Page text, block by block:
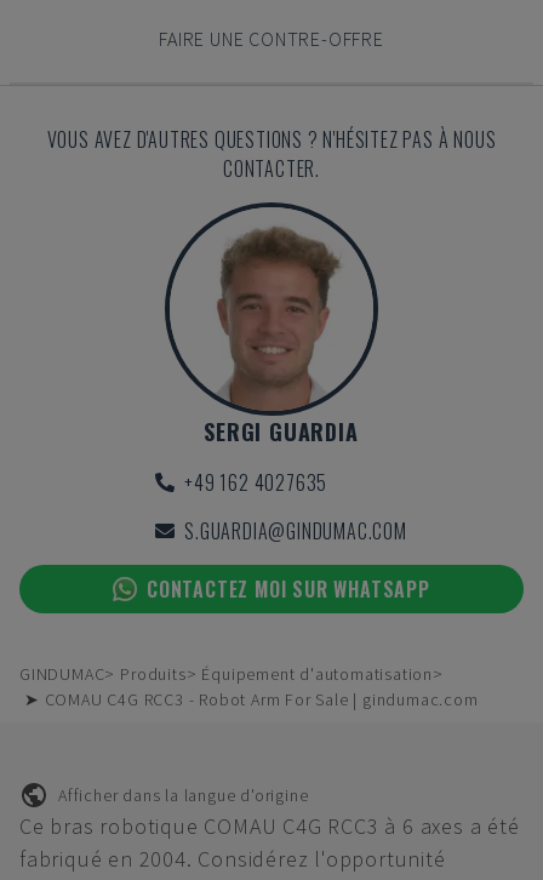
FAIRE UNE CONTRE-OFFRE
VOUS AVEZ D'AUTRES QUESTIONS ? N'HÉSITEZ PAS À NOUS
CONTACTER.
SERGI GUARDIA
+49 162 4027635
S.GUARDIA@GINDUMAC.COM
CONTACTEZ MOI SUR WHATSAPP
GINDUMAC Produits
Équipement d'automatisation
➤ COMAU C4G RCC3 - Robot Arm For Sale | gindumac.com
Afficher dans la langue d'origine
Ce bras robotique COMAU C4G RCC3 à 6 axes a été
fabriqué en 2004. Considérez l'opportunité